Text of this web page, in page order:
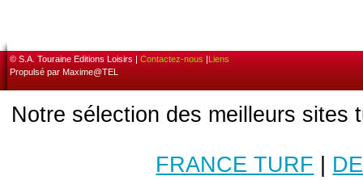
© S.A. Touraine Editions Loisirs | Contactez-nous |Liens
Propulsé par Maxime@TEL
Notre sélection des meilleurs sites
FRANCE TURF